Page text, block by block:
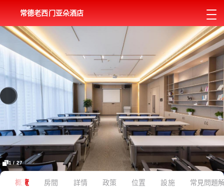
常德老西门亚朵酒店
1 / 27
概覽 房間 詳情 政策 位置 設施 常見問題